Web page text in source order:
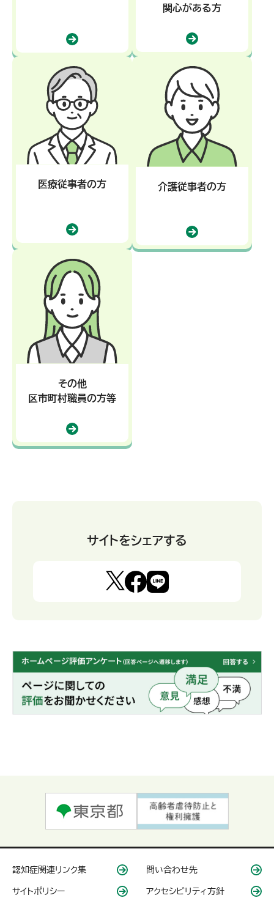
関心がある方
医療従事者の方 介護従事者の方
その他
区市町村職員の方等
サイトをシェアする
認知症関連リンク集 問い合わせ先
サイトポリシー アクセシビリティ方針